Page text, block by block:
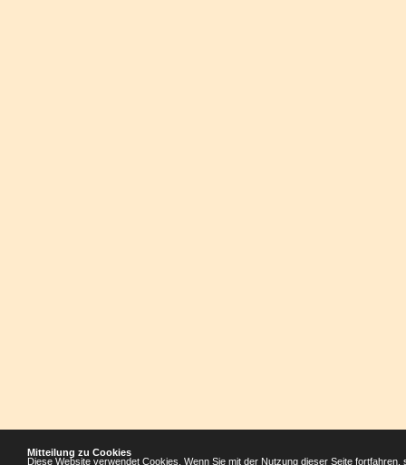
Mitteilung zu Cookies
Diese Website verwendet Cookies. Wenn Sie mit der Nutzung dieser Seite